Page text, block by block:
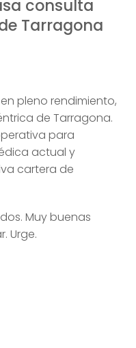
consulta
Tarragona
pleno rendimiento,
de Tarragona.
para
actual y
cartera de
Muy buenas
Urge.